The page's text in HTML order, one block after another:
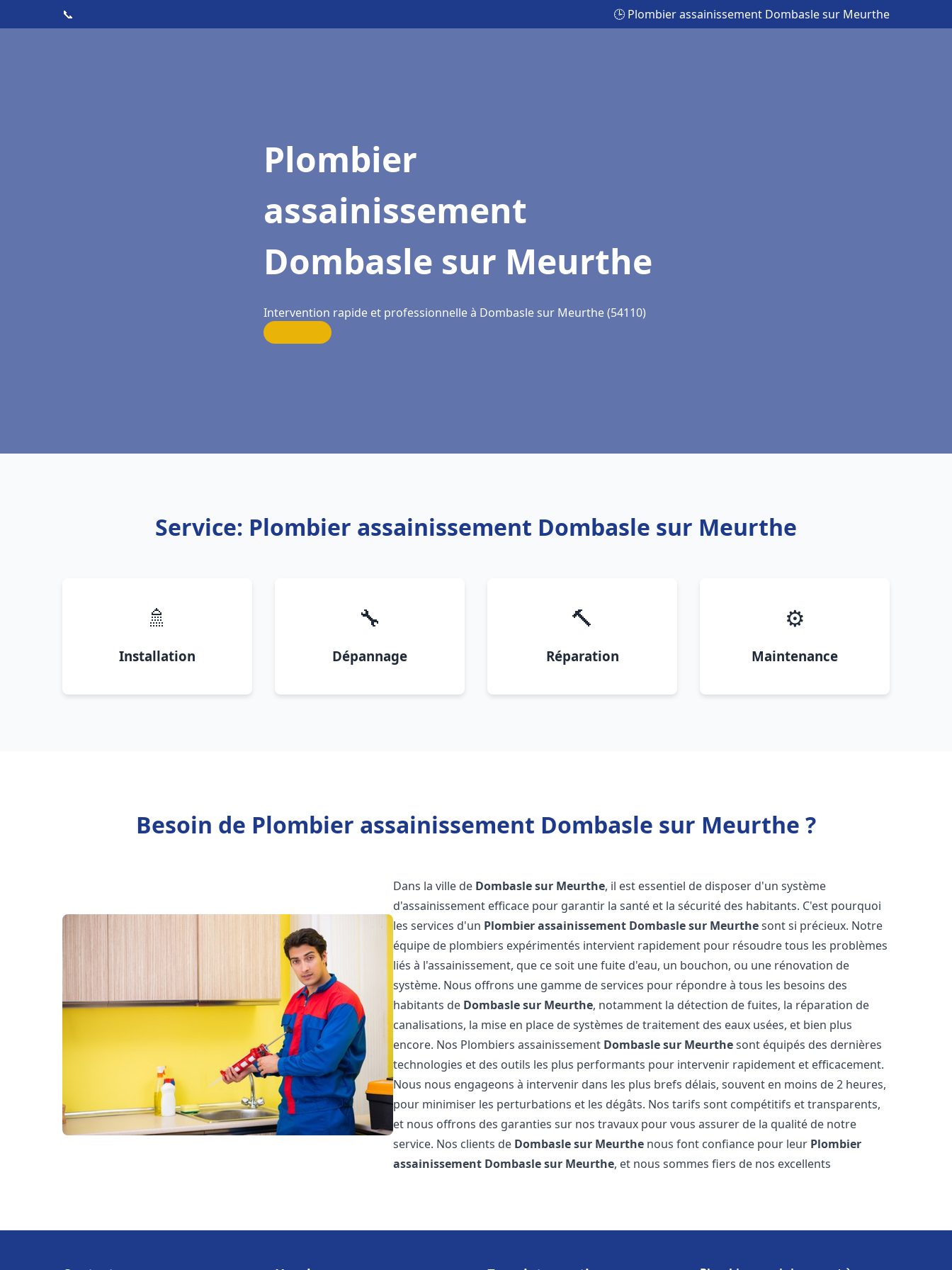
📞 🕒 Plombier assainissement Dombasle sur Meurthe
Plombier
assainissement
Dombasle sur Meurthe
Intervention rapide et professionnelle à Dombasle sur Meurthe (54110)
Service: Plombier assainissement Dombasle sur Meurthe
🚿
Installation
🔧
Dépannage
🔨
Réparation
⚙️
Maintenance
Besoin de Plombier assainissement Dombasle sur Meurthe ?
Dans la ville de Dombasle sur Meurthe, il est essentiel de disposer d'un système
d'assainissement efficace pour garantir la santé et la sécurité des habitants. C'est pourquoi
les services d'un Plombier assainissement Dombasle sur Meurthesont si précieux. Notre
équipe de plombiers expérimentés intervient rapidement pour résoudre tous les problèmes
liés à l'assainissement, que ce soit une fuite d'eau, un bouchon, ou une rénovation de
système. Nous offrons une gamme de services pour répondre à tous les besoins des
habitants de Dombasle sur Meurthe, notamment la détection de fuites, la réparation de
canalisations, la mise en place de systèmes de traitement des eaux usées, et bien plus
encore. Nos Plombiers assainissement Dombasle sur Meurthesont équipés des dernières
technologies et des outils les plus performants pour intervenir rapidement et efficacement.
Nous nous engageons à intervenir dans les plus brefs délais, souvent en moins de 2 heures,
pour minimiser les perturbations et les dégâts. Nos tarifs sont compétitifs et transparents,
et nous offrons des garanties sur nos travaux pour vous assurer de la qualité de notre
service. Nos clients de Dombasle sur Meurthe nous font confiance pour leur Plombier
assainissement Dombasle sur Meurthe, et nous sommes fiers de nos excellents